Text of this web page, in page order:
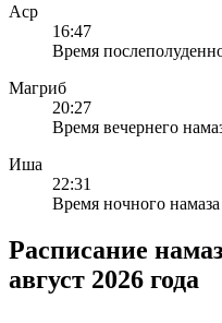
Аср
16:47
Время
Магриб
20:27
Время вечернего
Иша
22:31
Время ночного намаза
Расписание
август 2026 года